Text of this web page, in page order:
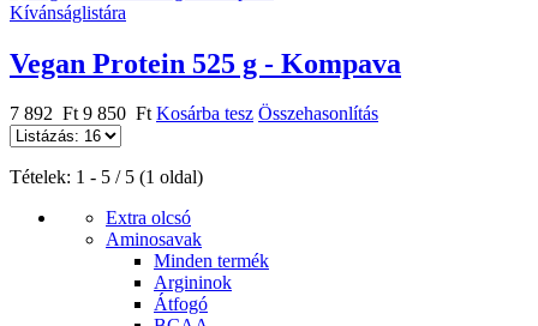
Kívánságlistára
Vegan Protein 525 g - Kompava
7 892 Ft 9 850 Ft Kosárba tesz Összehasonlítás
Tételek: 1 - 5 / 5 (1 oldal)
Extra olcsó
Aminosavak
Minden termék
Argininok
Átfogó